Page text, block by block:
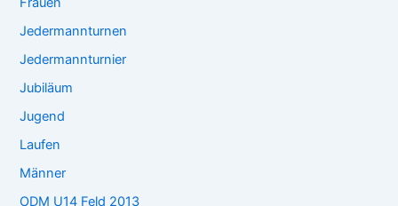
Jedermannturnen
Jedermannturnier
Jubiläum
Jugend
Laufen
Männer
ODM U14 Feld 2013